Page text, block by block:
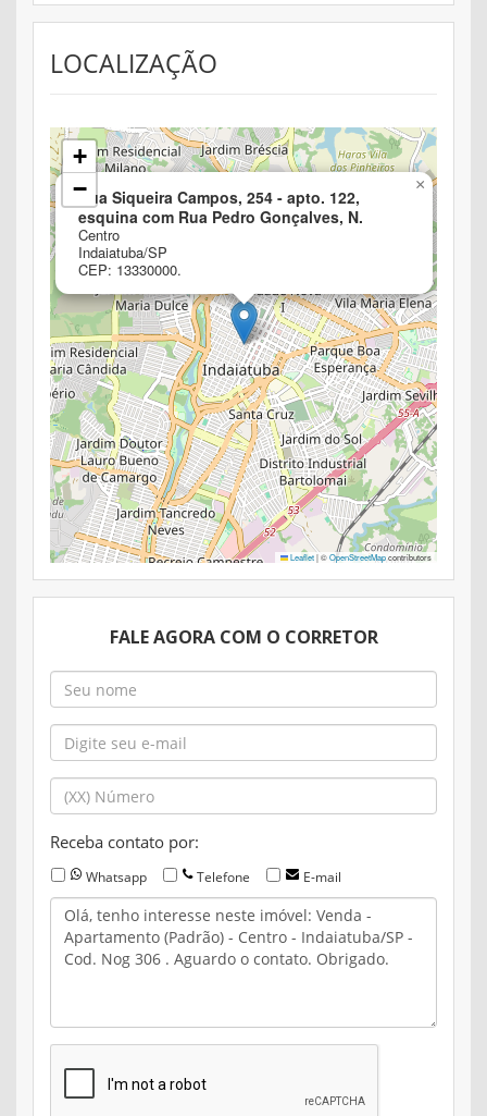
LOCALIZAÇÃO
Rua Siqueira Campos, 254 - apto. 122,
esquina com Rua Pedro Gonçalves, N.
Centro
Indaiatuba/SP
CEP: 13330000.
×
+
−
Leaflet|©OpenStreetMapcontributors
FALE AGORA COM O CORRETOR
Receba contato por:
Whatsapp Telefone E-mail